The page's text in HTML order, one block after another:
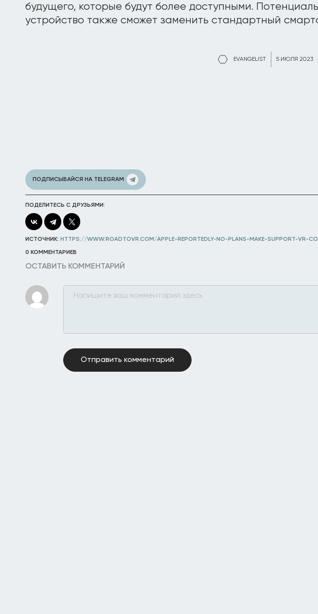
EVANGELIST 5 ИЮЛЯ 2023
будущего, которые будут более доступными.
устройство также сможет заменить стандартный
ПОДПИСЫВАЙСЯ НА TELEGRAM
ПОДЕЛИТЕСЬ С ДРУЗЬЯМИ:
ИСТОЧНИК: HTTPS://WWW.ROADTOVR.COM/APPLE-REPORTEDLY-NO-PLANS-MAKE-SUPPORT-VR-
0 КОММЕНТАРИЕВ
ОСТАВИТЬ КОММЕНТАРИЙ